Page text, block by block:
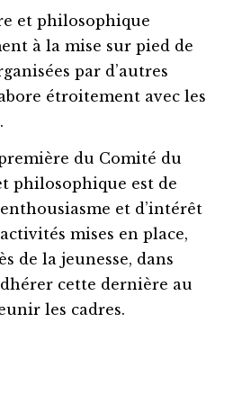
et philosophique
à la mise sur pied de
par d’autres
étroitement avec les
du Comité du
philosophique est de
et d’intérêt
mises en place,
de la jeunesse, dans
cette dernière au
les cadres.